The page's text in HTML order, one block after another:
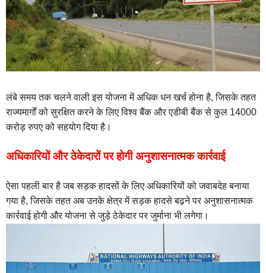
लंबे समय तक चलने वाली इस योजना में अधिक धन खर्च होना है, जिसके तहत
राज्यमार्गों को सुरक्षित करने के लिए विश्व बैंक और एडीबी बैंक से कुल 14000
करोड़ रुपए को सहयोग दिया है।
अधिकारियों और ठेकेदारों पर होगी अनुशासनात्मक कार्रवाई
ऐसा पहली बार है जब सड़क हादसों के लिए अधिकारियों को जवाबदेह बनाया
गया है, जिसके तहत अब उनके क्षेत्र में सड़क हादसे बढ़ने पर अनुशासनात्मक
कार्रवाई होगी और योजना से जुड़े ठेकेदार पर जुर्माना भी लगेगा।